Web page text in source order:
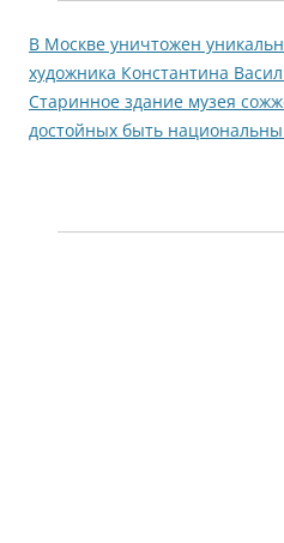
В Москве уничтожен
художника Константина
Старинное здание музея
достойных быть